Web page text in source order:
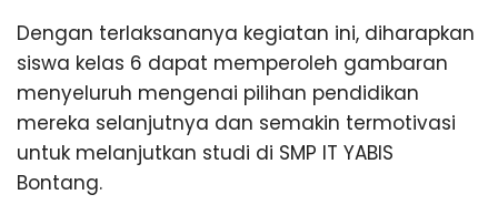
Dengan terlaksananya kegiatan ini, diharapkan
siswa kelas 6 dapat memperoleh gambaran
menyeluruh mengenai pilihan pendidikan
mereka selanjutnya dan semakin termotivasi
untuk melanjutkan studi di SMP IT YABIS
Bontang.